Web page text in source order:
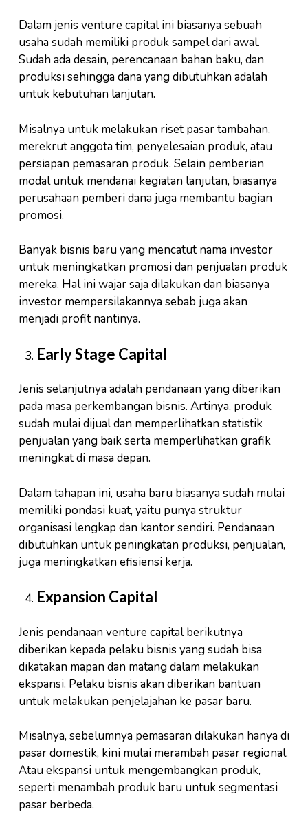
Dalam jenis venture capital ini biasanya sebuah
usaha sudah memiliki produk sampel dari awal.
Sudah ada desain, perencanaan bahan baku, dan
produksi sehingga dana yang dibutuhkan adalah
untuk kebutuhan lanjutan.
Misalnya untuk melakukan riset pasar tambahan,
merekrut anggota tim, penyelesaian produk, atau
persiapan pemasaran produk. Selain pemberian
modal untuk mendanai kegiatan lanjutan, biasanya
perusahaan pemberi dana juga membantu bagian
promosi.
Banyak bisnis baru yang mencatut nama investor
untuk meningkatkan promosi dan penjualan produk
mereka. Hal ini wajar saja dilakukan dan biasanya
investor mempersilakannya sebab juga akan
menjadi profit nantinya.
Early Stage Capital
Jenis selanjutnya adalah pendanaan yang diberikan
pada masa perkembangan bisnis. Artinya, produk
sudah mulai dijual dan memperlihatkan statistik
penjualan yang baik serta memperlihatkan grafik
meningkat di masa depan.
Dalam tahapan ini, usaha baru biasanya sudah mulai
memiliki pondasi kuat, yaitu punya struktur
organisasi lengkap dan kantor sendiri. Pendanaan
dibutuhkan untuk peningkatan produksi, penjualan,
juga meningkatkan efisiensi kerja.
Expansion Capital
Jenis pendanaan venture capital berikutnya
diberikan kepada pelaku bisnis yang sudah bisa
dikatakan mapan dan matang dalam melakukan
ekspansi. Pelaku bisnis akan diberikan bantuan
untuk melakukan penjelajahan ke pasar baru.
Misalnya, sebelumnya pemasaran dilakukan hanya di
pasar domestik, kini mulai merambah pasar regional.
Atau ekspansi untuk mengembangkan produk,
seperti menambah produk baru untuk segmentasi
pasar berbeda.